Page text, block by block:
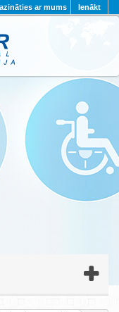
Ienākt
ar mums
KONTAKTI